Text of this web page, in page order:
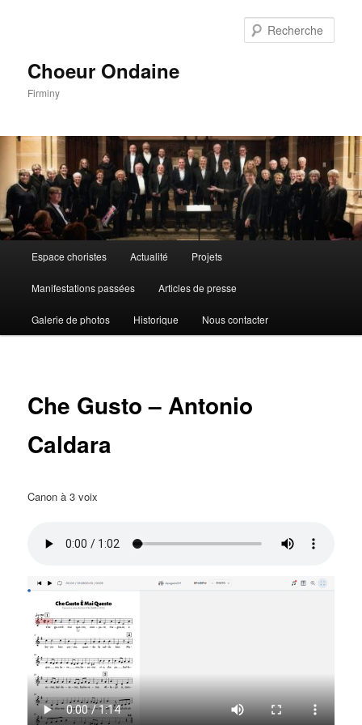
Choeur Ondaine
Firminy
principal
Espace choristes Actualité Projets
Manifestations passées Articles de presse
Galerie de photos Historique Nous contacter
Che Gusto – Antonio
Caldara
Canon à 3 voix